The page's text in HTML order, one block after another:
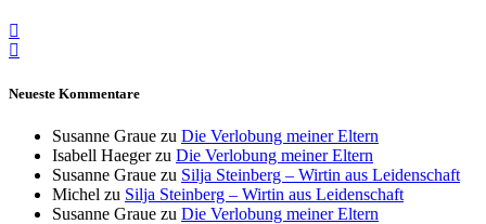
Neueste Kommentare
Susanne Graue zu Die Verlobung meiner Eltern
Isabell Haegerzu Die Verlobung meiner Eltern
Susanne Graue zu Silja Steinberg – Wirtin aus Leidenschaft
Michel zu Silja Steinberg – Wirtin aus Leidenschaft
Susanne Graue zu Die Verlobung meiner Eltern